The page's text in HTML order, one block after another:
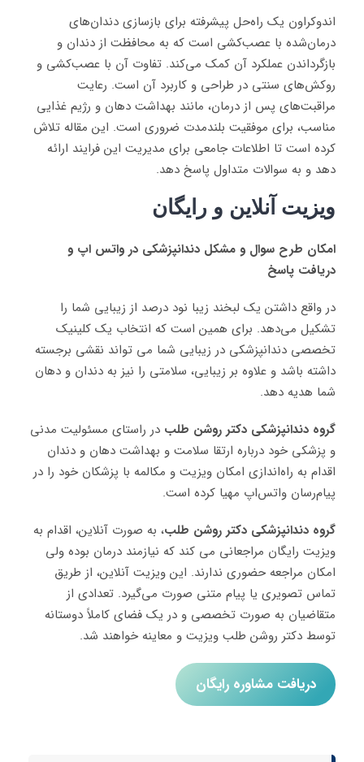
اندوکراون یک راه‌حل پیشرفته برای بازسازی دندان‌های
درمان‌شده با عصب‌کشی است که به محافظت از دندان و
بازگرداندن عملکرد آن کمک می‌کند. تفاوت آن با عصب‌کشی و
روکش‌های سنتی در طراحی و کاربرد آن است. رعایت
مراقبت‌های پس از درمان، مانند بهداشت دهان و رژیم غذایی
مناسب، برای موفقیت بلندمدت ضروری است. این مقاله تلاش
کرده است تا اطلاعات جامعی برای مدیریت این فرایند ارائه
دهد و به سوالات متداول پاسخ دهد.
ویزیت آنلاین و رایگان
امکان طرح سوال و مشکل دندانپزشکی در واتس اپ و
دریافت پاسخ
در واقع داشتن یک لبخند زیبا نود درصد از زیبایی شما را
تشکیل می‌دهد. برای همین است که انتخاب یک کلینیک
تخصصی دندانپزشکی در زیبایی شما می تواند نقشی برجسته
داشته باشد و علاوه بر زیبایی، سلامتی را نیز به دندان و دهان
شما هدیه دهد.
گروه دندانپزشکی دکتر روشن طلب در راستای مسئولیت مدنی
و پزشکی خود درباره ارتقا سلامت و بهداشت دهان و دندان
اقدام به راه‌اندازی امکان ویزیت و مکالمه با پزشکان خود را در
پیام‌رسان واتس‌اپ مهیا کرده است.
گروه دندانپزشکی دکتر روشن طلب، به صورت آنلاین، اقدام به
ویزیت رایگان مراجعانی می کند که نیازمند درمان بوده ولی
امکان مراجعه حضوری ندارند. این ویزیت آنلاین، از طریق
تماس تصویری یا پیام متنی صورت می‌گیرد. تعدادی از
متقاضیان به صورت تخصصی و در یک فضای کاملاً دوستانه
توسط دکتر روشن طلب ویزیت و معاینه خواهند شد.
دریافت مشاوره رایگان